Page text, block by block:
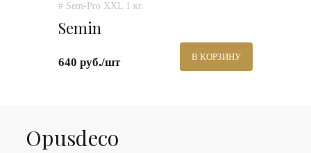
# Sem-Pro XXL 1 кг.
Semin
640 руб./шт В КОРЗИНУ
Оpusdeco